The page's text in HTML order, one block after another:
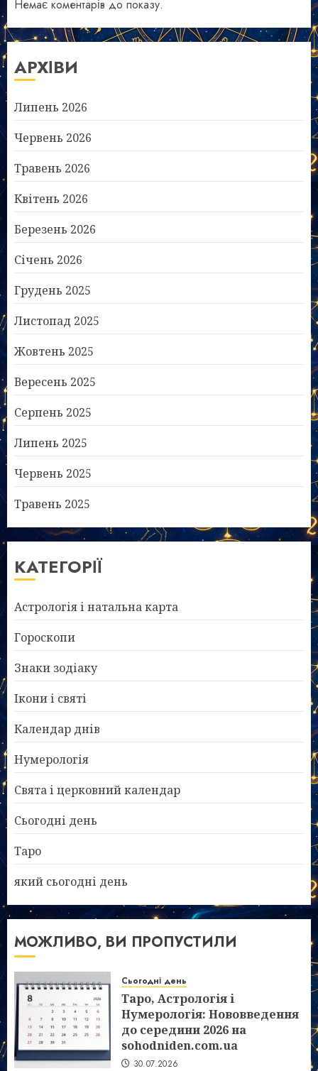
Немає коментарів до показу.
АРХІВИ
Липень 2026
Червень 2026
Травень 2026
Квітень 2026
Березень 2026
Січень 2026
Грудень 2025
Листопад 2025
Жовтень 2025
Вересень 2025
Серпень 2025
Липень 2025
Червень 2025
Травень 2025
КАТЕГОРІЇ
Астрологія і натальна карта
Гороскопи
Знаки зодіаку
Ікони і святі
Календар днів
Нумерологія
Свята і церковний календар
Сьогодні день
Таро
який сьогодні день
МОЖЛИВО, ВИ ПРОПУСТИЛИ
Сьогодні день
Таро, Астрологія і
Нумерологія: Нововведення
до середини 2026 на
sohodniden.com.ua
30.07.2026